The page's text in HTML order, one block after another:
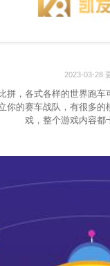
2023-03-28
拼，各式各样的世界跑
你的赛车战队，有很多
戏，整个游戏内容都